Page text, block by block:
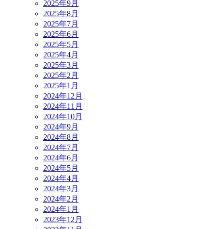
2025年9月
2025年8月
2025年7月
2025年6月
2025年5月
2025年4月
2025年3月
2025年2月
2025年1月
2024年12月
2024年11月
2024年10月
2024年9月
2024年8月
2024年7月
2024年6月
2024年5月
2024年4月
2024年3月
2024年2月
2024年1月
2023年12月